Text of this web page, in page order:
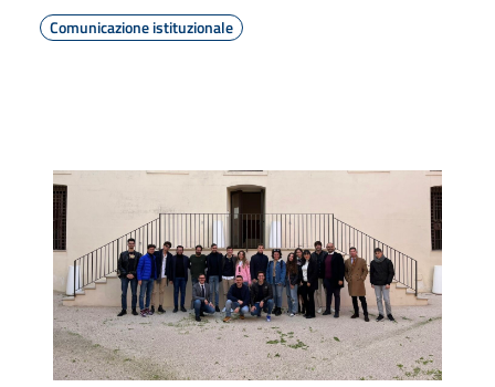
Comunicazione istituzionale